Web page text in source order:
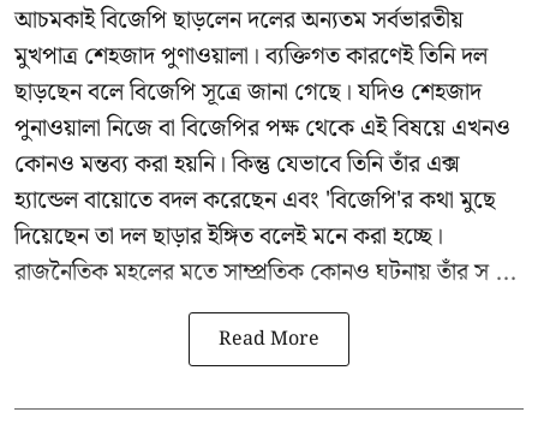
আচমকাই বিজেপি ছাড়লেন দলের অন্যতম সর্বভারতীয়
মুখপাত্র শেহজাদ পুণাওয়ালা। ব্যক্তিগত কারণেই তিনি দল
ছাড়ছেন বলে বিজেপি সূত্রে জানা গেছে। যদিও শেহজাদ
পুনাওয়ালা নিজে বা বিজেপির পক্ষ থেকে এই বিষয়ে এখনও
কোনও মন্তব্য করা হয়নি। কিন্তু যেভাবে তিনি তাঁর এক্স
হ্যান্ডেল বায়োতে বদল করেছেন এবং 'বিজেপি'র কথা মুছে
দিয়েছেন তা দল ছাড়ার ইঙ্গিত বলেই মনে করা হচ্ছে।
রাজনৈতিক মহলের মতে সাম্প্রতিক কোনও ঘটনায় তাঁর স ...
Read More